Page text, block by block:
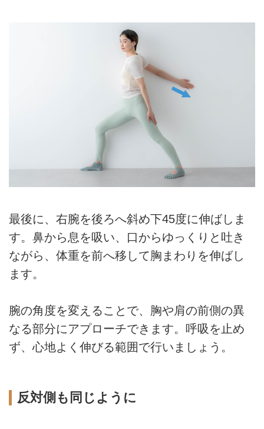
最後に、右腕を後ろへ斜め下45度に伸ばしま
す。鼻から息を吸い、口からゆっくりと吐き
ながら、体重を前へ移して胸まわりを伸ばし
ます。
腕の角度を変えることで、胸や肩の前側の異
なる部分にアプローチできます。呼吸を止め
ず、心地よく伸びる範囲で行いましょう。
反対側も同じように